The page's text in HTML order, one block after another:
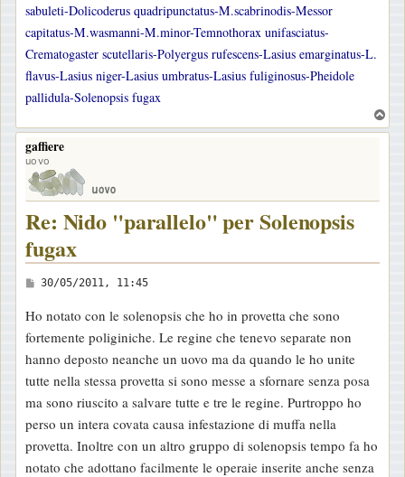
sabuleti-Dolicoderus quadripunctatus-M.scabrinodis-Messor
capitatus-M.wasmanni-M.minor-Temnothorax unifasciatus-
Crematogaster scutellaris-Polyergus rufescens-Lasius emarginatus-L.
flavus-Lasius niger-Lasius umbratus-Lasius fuliginosus-Pheidole
pallidula-Solenopsis fugax
o
gaffiere
uovo
Re: Nido "parallelo" per Solenopsis
fugax
M
s
s
a
g
g
i
o
30/05/2011, 11:45
Ho notato con le solenopsis che ho in provetta che sono
fortemente poliginiche. Le regine che tenevo separate non
hanno deposto neanche un uovo ma da quando le ho unite
tutte nella stessa provetta si sono messe a sfornare senza posa
ma sono riuscito a salvare tutte e tre le regine. Purtroppo ho
perso un intera covata causa infestazione di muffa nella
provetta. Inoltre con un altro gruppo di solenopsis tempo fa ho
notato che adottano facilmente le operaie inserite anche senza